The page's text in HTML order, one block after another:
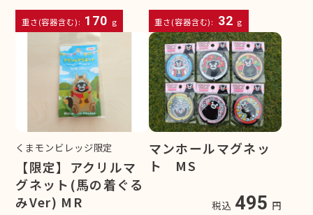
重さ(容器含む): 170 g 重さ(容器含む): 32 g
くまモンビレッジ限定
【限定】アクリルマ
グネット(馬の着ぐる
みVer) MR
マンホールマグネッ
ト MS
税込 495 円